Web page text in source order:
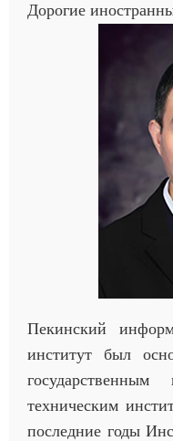
Дорогие
Пекинский
институт был
техническим
последние годы